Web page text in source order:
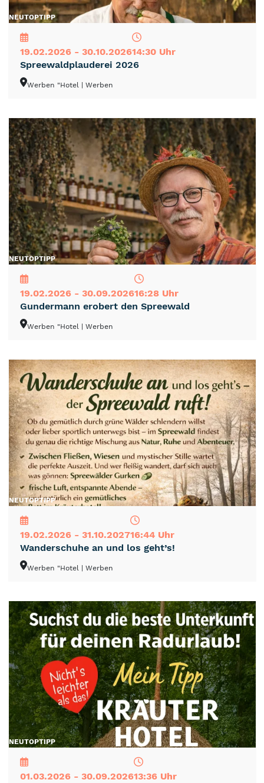
NEUTOPTIPP
19.02.2026 - 30.10.202614:30 Uhr
Spreewaldplauderei 2026
Werben "Hotel | Werben
NEUTOPTIPP
19.02.2026 - 30.09.202616:28 Uhr
Gundermann erobert den Spreewald
Werben "Hotel | Werben
NEUTOPTIPP
19.02.2026 - 31.10.202716:44 Uhr
Wanderschuhe an und los geht’s!
Werben "Hotel | Werben
NEUTOPTIPP
01.03.2026 - 30.09.202613:36 Uhr